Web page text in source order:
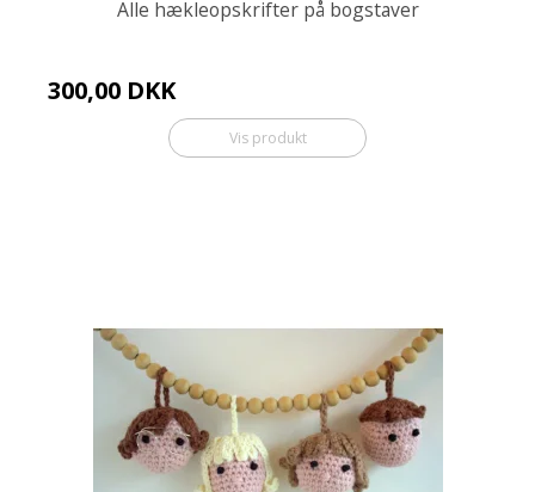
Alle hækleopskrifter på bogstaver
300,00 DKK
Vis produkt